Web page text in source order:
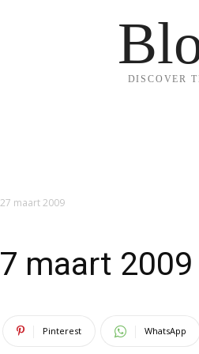
DISCOVER
maart 2009
maart 2009
Pinterest WhatsApp